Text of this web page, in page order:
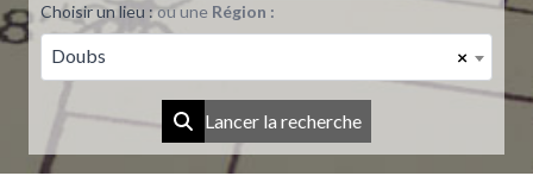
Choisir un lieu :ou une Région :
×
Doubs
Lancer la recherche